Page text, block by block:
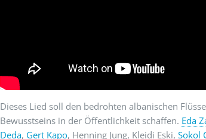
Dieses Lied soll den bedrohten albanischen
Bewusstseins in der Öffentlichkeit schaffen. Eda
Deda, Gert Kapo, Henning Jung, Kleidi Eski,Sokol